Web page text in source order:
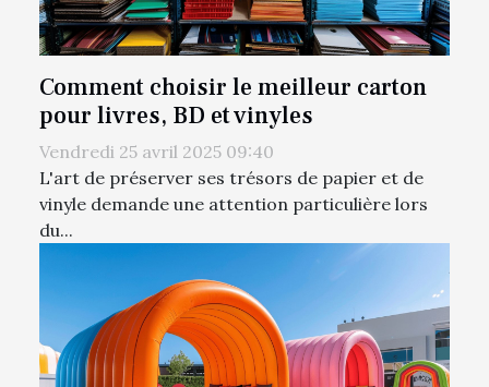
Comment choisir le meilleur carton
pour livres, BD et vinyles
Vendredi 25 avril 2025 09:40
L'art de préserver ses trésors de papier et de
vinyle demande une attention particulière lors
du...